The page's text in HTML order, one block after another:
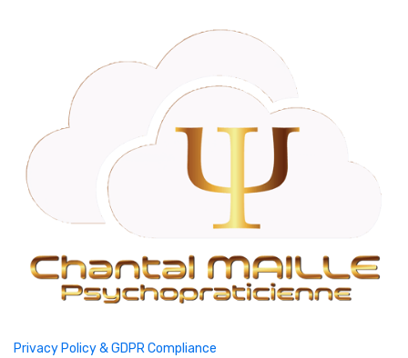
Privacy Policy & GDPR Compliance